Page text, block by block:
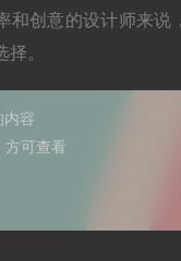
和创意的设计师来说
。
内容
方可查看